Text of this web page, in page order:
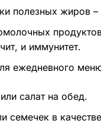
полезных жиров
и иммунитет.
ежедневного
салат на обед.
семечек в